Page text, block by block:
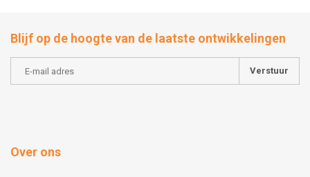
Blijf op de hoogte van de laatste ontwikkelingen
Verstuur
Over ons